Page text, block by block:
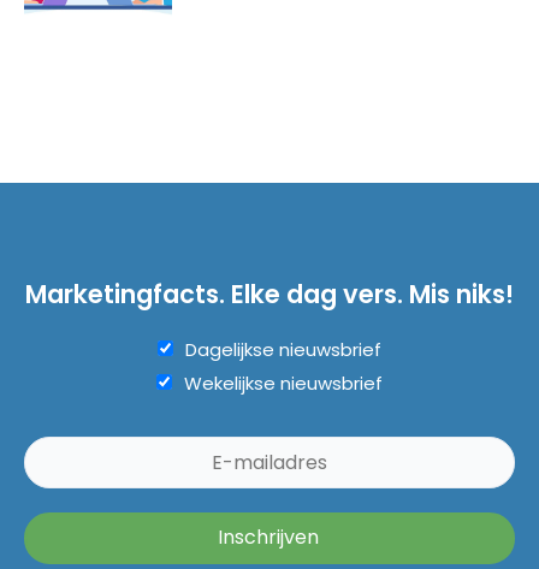
Marketingfacts. Elke dag vers. Mis niks!
Dagelijkse nieuwsbrief
Wekelijkse nieuwsbrief